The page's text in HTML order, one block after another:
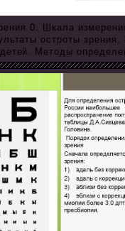
0. Шкала
остроты
Методы